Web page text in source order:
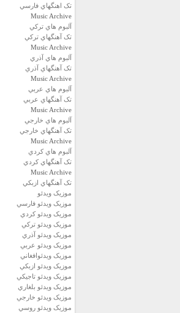
تک اهنگهاي فارسي
Music Archive
آلبوم هاي ترکي
تک آهنگهاي ترکي
Music Archive
آلبوم هاي آذري
تک آهنگهاي آذري
Music Archive
آلبوم هاي عربي
تک آهنگهاي عربي
Music Archive
آلبوم هاي خارجي
تک آهنگهاي خارجي
Music Archive
آلبوم هاي کردي
تک آهنگهاي کردي
Music Archive
تک آهنگهاي ازبکي
موزيک ويدئو
موزيک ويدئو فارسي
موزيک ويدئو كردي
موزيک ويدئو تركي
موزيک ويدئو آذري
موزيک ويدئو عربي
موزيک ويدئوافغاني
موزيک ويدئو ازبكي
موزيک ويدئو تاجيكي
موزيک ويدئو بلغاري
موزيک ويدئو خارجي
موزيک ويدئو روسي